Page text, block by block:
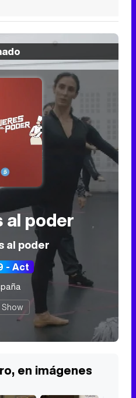
al poder
al poder
- Act
en imágenes